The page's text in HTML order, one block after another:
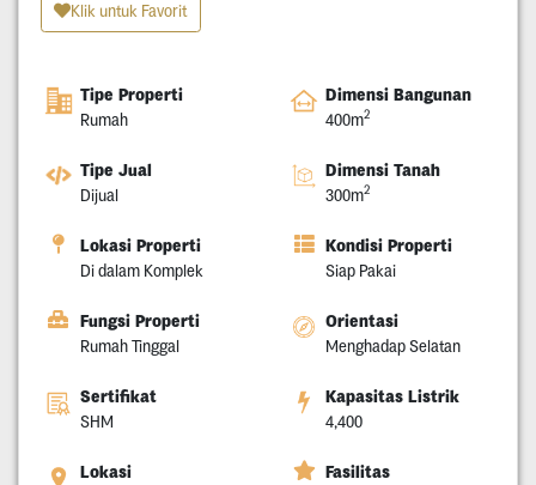
Klik untuk Favorit
Tipe Properti
Rumah
Dimensi Bangunan
400m2
Tipe Jual
Dijual
Dimensi Tanah
300m2
Lokasi Properti
Di dalam Komplek
Kondisi Properti
Siap Pakai
Fungsi Properti
Rumah Tinggal
Orientasi
Menghadap Selatan
Sertifikat
SHM
Kapasitas Listrik
4,400
Lokasi Fasilitas